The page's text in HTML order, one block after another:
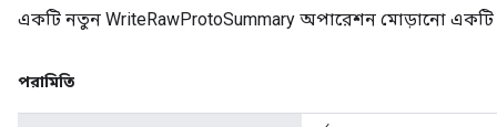
একটি নতুন WriteRawProtoSummary অপারেশন মোড়ানো একটি
পরামিতি